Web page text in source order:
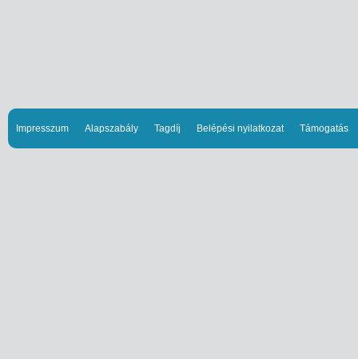
Impresszum Alapszabály Tagdíj Belépési nyilatkozat Támogatás